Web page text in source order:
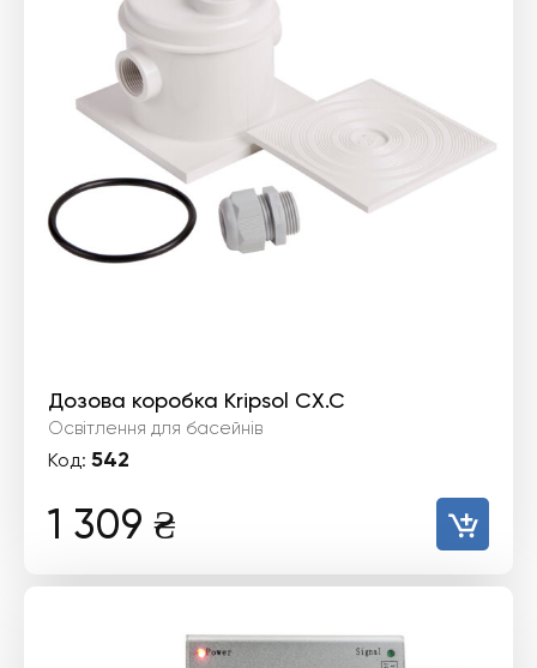
Дозова коробка Kripsol CX.C
Освітлення для басейнів
Код: 542
1 309 ₴